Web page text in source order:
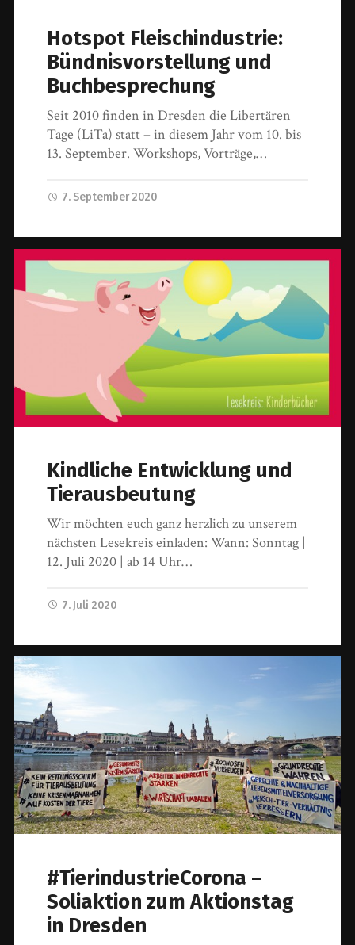
Hotspot Fleischindustrie:
Bündnisvorstellung und
Buchbesprechung
Seit 2010 finden in Dresden die Libertären
Tage (LiTa) statt – in diesem Jahr vom 10. bis
13. September. Workshops, Vorträge,…
7. September 2020
Kindliche Entwicklung und
Tierausbeutung
Wir möchten euch ganz herzlich zu unserem
nächsten Lesekreis einladen: Wann: Sonntag |
12. Juli 2020 | ab 14 Uhr…
7. Juli 2020
#TierindustrieCorona –
Soliaktion zum Aktionstag
in Dresden